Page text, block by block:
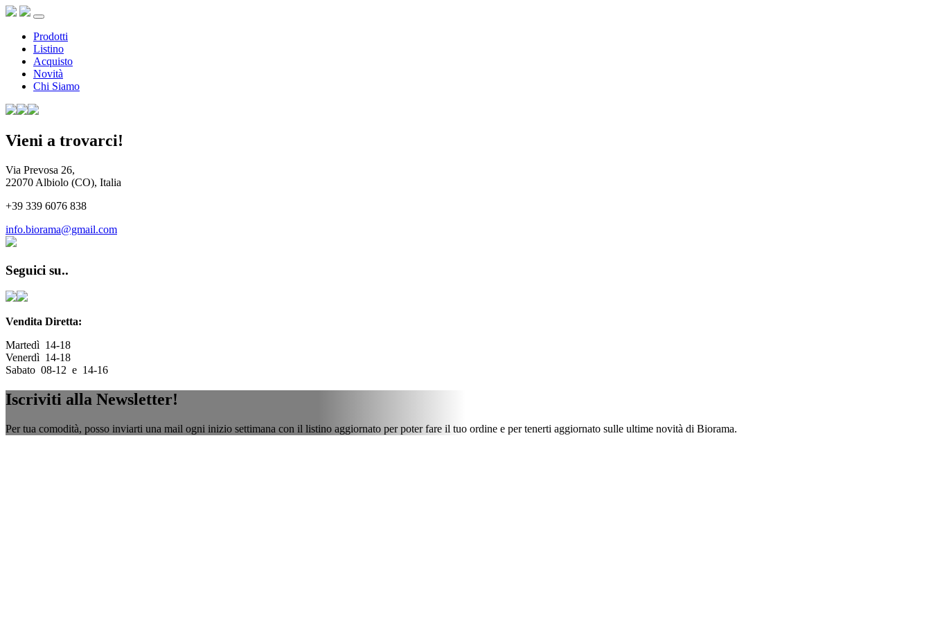
Prodotti
Listino
Acquisto
Novità
Chi Siamo
Vieni a trovarci!
Via Prevosa 26,
22070 Albiolo (CO), Italia
+39 339 6076 838
info.biorama@gmail.com
Seguici su..
Vendita Diretta:
Martedì 14-18
Venerdì 14-18
Sabato 08-12 e 14-16
Iscriviti alla Newsletter!
Per tua comodità, posso inviarti una mail ogni inizio settimana con il listino aggiornato per poter fare il tuo ordine e per tenerti aggiornato sulle ultime novità di Biorama.